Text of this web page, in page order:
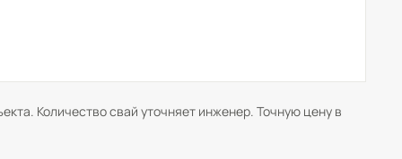
Количество свай уточняет инженер. Точную цену в